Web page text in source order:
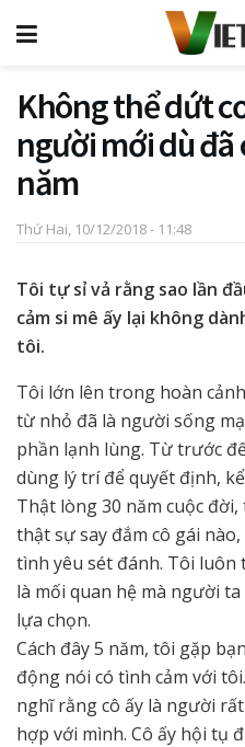
Không thể dứt
người mới dù đã
năm
Thứ Hai, 10/12/2018 - 11:48
Tôi tự sỉ vả rằng sao lần
cảm si mê ấy lại không
tôi.
Tôi lớn lên trong hoàn
từ nhỏ đã là người sống
phần lạnh lùng. Từ trước
dùng lý trí để quyết định,
Thật lòng 30 năm cuộc
thật sự say đắm cô gái
tình yêu sét đánh. Tôi luôn
là mối quan hệ mà người
lựa chọn.
Cách đây 5 năm, tôi gặp
động nói có tình cảm với
nghĩ rằng cô ấy là người
hợp với mình. Cô ấy hội tụ